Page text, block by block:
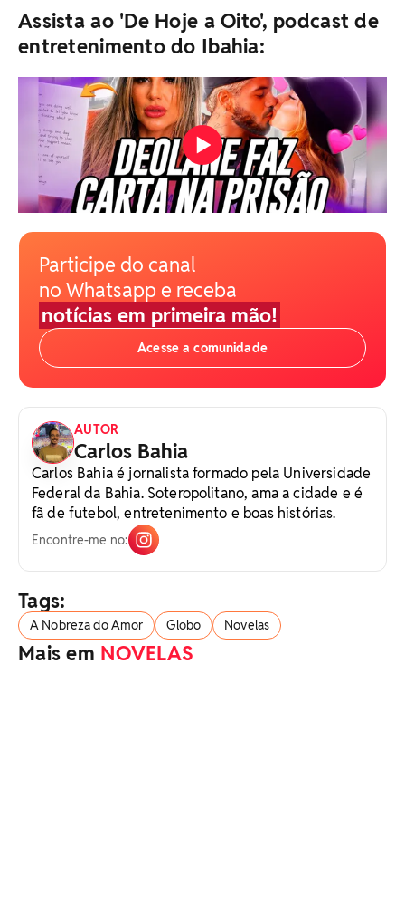
Assista ao 'De Hoje a Oito', podcast de
entretenimento do Ibahia:
Participe do canal
no Whatsapp e receba
notícias em primeira mão!
Acesse a comunidade
AUTOR
Carlos Bahia
Carlos Bahia é jornalista formado pela Universidade
Federal da Bahia. Soteropolitano, ama a cidade e é
fã de futebol, entretenimento e boas histórias.
Encontre-me no:
Tags:
A Nobreza do Amor Globo Novelas
Mais em NOVELAS